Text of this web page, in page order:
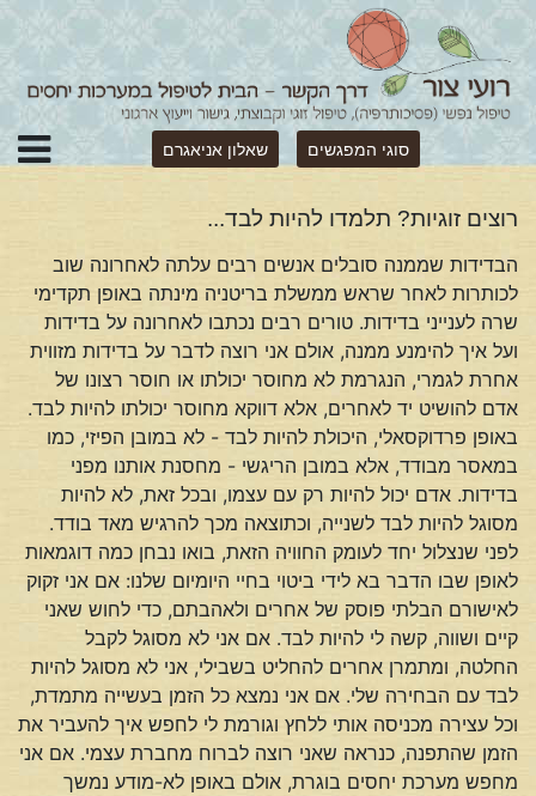
סוגי המפגשים שאלון אניאגרם
רוצים זוגיות? תלמדו להיות לבד...
הבדידות שממנה סובלים אנשים רבים עלתה לאחרונה שוב
לכותרות לאחר שראש ממשלת בריטניה מינתה באופן תקדימי
שרה לענייני בדידות. טורים רבים נכתבו לאחרונה על בדידות
ועל איך להימנע ממנה, אולם אני רוצה לדבר על בדידות מזווית
אחרת לגמרי, הנגרמת לא מחוסר יכולתו או חוסר רצונו של
אדם להושיט יד לאחרים, אלא דווקא מחוסר יכולתו להיות לבד.
באופן פרדוקסאלי, היכולת להיות לבד - לא במובן הפיזי, כמו
במאסר מבודד, אלא במובן הריגשי - מחסנת אותנו מפני
בדידות. אדם יכול להיות רק עם עצמו, ובכל זאת, לא להיות
מסוגל להיות לבד לשנייה, וכתוצאה מכך להרגיש מאד בודד.
לפני שנצלול יחד לעומק החוויה הזאת, בואו נבחן כמה דוגמאות
לאופן שבו הדבר בא לידי ביטוי בחיי היומיום שלנו: אם אני זקוק
לאישורם הבלתי פוסק של אחרים ולאהבתם, כדי לחוש שאני
קיים ושווה, קשה לי להיות לבד. אם אני לא מסוגל לקבל
החלטה, ומתמרן אחרים להחליט בשבילי, אני לא מסוגל להיות
לבד עם הבחירה שלי. אם אני נמצא כל הזמן בעשייה מתמדת,
וכל עצירה מכניסה אותי ללחץ וגורמת לי לחפש איך להעביר את
הזמן שהתפנה, כנראה שאני רוצה לברוח מחברת עצמי. אם אני
מחפש מערכת יחסים בוגרת, אולם באופן לא-מודע נמשך